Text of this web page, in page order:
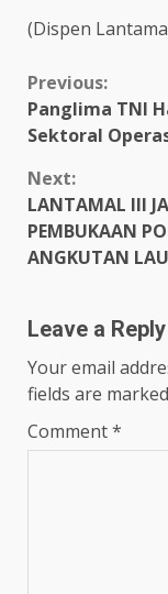
(Dispen
Continue
Reading
Previous:
Panglima TNI
Sektoral
Next:
LANTAMAL III
PEMBUKAAN
ANGKUTAN
Leave a Reply
Your email
fields are marked
Comment*